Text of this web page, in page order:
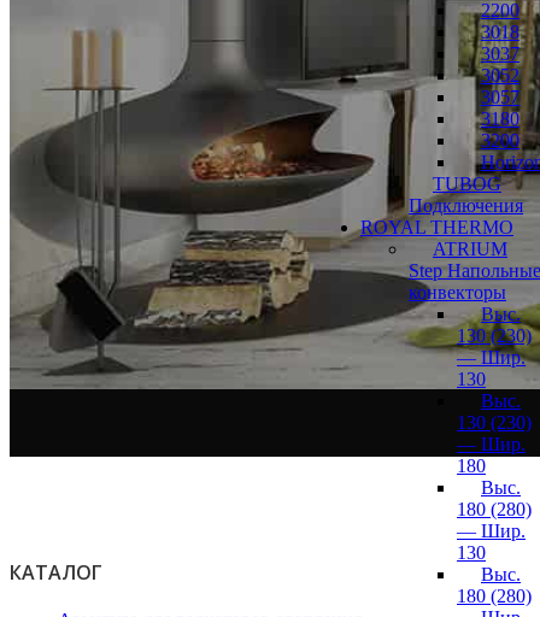
2200
3018
3037
3052
3057
3180
3200
TUBOG
Подключения
ROYAL THERMO
ATRIUM
Step Напольные
конвекторы
Выс.
130 (230)
— Шир.
130
Выс.
130 (230)
— Шир.
180
Выс.
180 (280)
— Шир.
130
Выс.
180 (280)
КАТАЛОГ